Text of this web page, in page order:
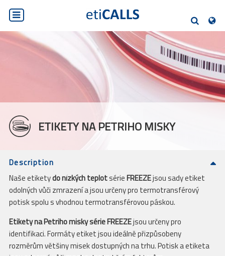
PL
ETIKETY NA PETRIHO MISKY
Description
Naše etikety do nízkých teplotsérie FREEZEjsou sady etiket
odolných vůči zmrazení a jsou určeny pro termotransférový
potisk spolu s vhodnou termotransférovou páskou.
Etikety na Petriho misky série FREEZEjsou určeny pro
identifikaci. Formáty etiket jsou ideálně přizpůsobeny
rozměrům většiny misek dostupných na trhu. Potisk a etiketa